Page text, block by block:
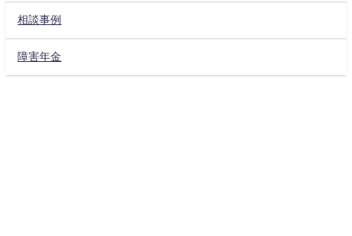
相談事例
障害年金